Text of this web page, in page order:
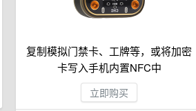
复制模拟门禁卡、工牌等，或将加密
卡写入手机内置NFC中
立即购买